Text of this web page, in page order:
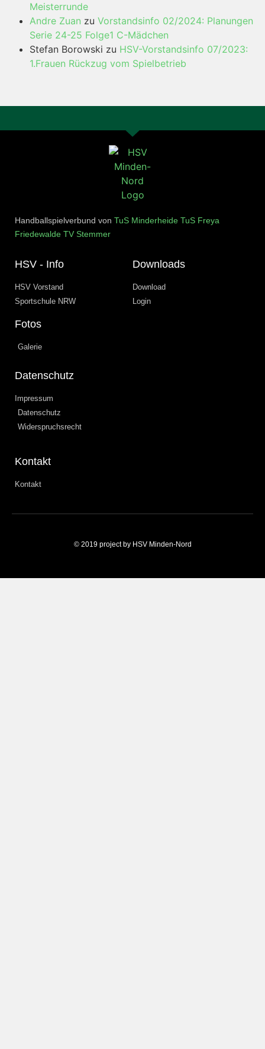
Meisterrunde
Andre Zuan zu Vorstandsinfo 02/2024: Planungen
Serie 24-25 Folge1 C-Mädchen
Stefan Borowski zu HSV-Vorstandsinfo 07/2023:
1.Frauen Rückzug vom Spielbetrieb
Handballspielverbund von TuS Minderheide TuS Freya
Friedewalde TV Stemmer
HSV - Info
HSV Vorstand
Sportschule NRW
Fotos
Galerie
Downloads
Download
Login
Datenschutz
Impressum
Datenschutz
Widerspruchsrecht
Kontakt
Kontakt
© 2019 project by HSV Minden-Nord